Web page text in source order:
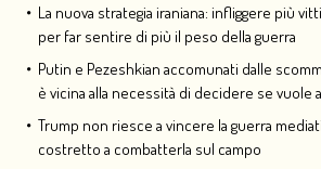
La nuova strategia iraniana: infliggere più
per far sentire di più il peso della guerra
Putin e Pezeshkian accomunati dalle
è vicina alla necessità di decidere se vuole
Trump non riesce a vincere la guerra
costretto a combatterla sul campo